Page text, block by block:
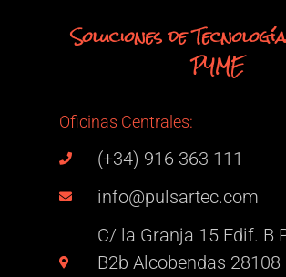
Soluciones de
PYME
Oficinas Centrales:
(+34) 916 363 111
info@pulsartec.com
C/ la Granja 15 Edif. B
B2b Alcobendas 28108